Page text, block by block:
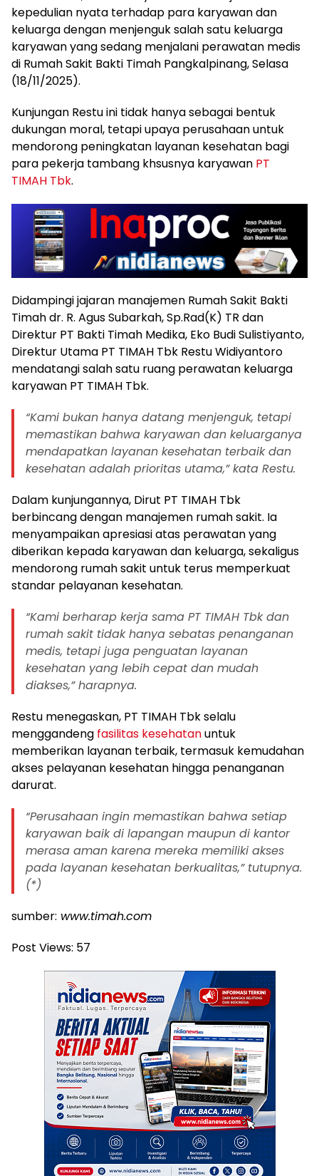
kepedulian nyata terhadap para karyawan dan
keluarga dengan menjenguk salah satu keluarga
karyawan yang sedang menjalani perawatan medis
di Rumah Sakit Bakti Timah Pangkalpinang, Selasa
(18/11/2025).
Kunjungan Restu ini tidak hanya sebagai bentuk
dukungan moral, tetapi upaya perusahaan untuk
mendorong peningkatan layanan kesehatan bagi
para pekerja tambang khsusnya karyawan PT
TIMAH Tbk.
Didampingi jajaran manajemen Rumah Sakit Bakti
Timah dr. R. Agus Subarkah, Sp.Rad(K) TR dan
Direktur PT Bakti Timah Medika, Eko Budi Sulistiyanto,
Direktur Utama PT TIMAH Tbk Restu Widiyantoro
mendatangi salah satu ruang perawatan keluarga
karyawan PT TIMAH Tbk.
“Kami bukan hanya datang menjenguk, tetapi
memastikan bahwa karyawan dan keluarganya
mendapatkan layanan kesehatan terbaik dan
kesehatan adalah prioritas utama,” kata Restu.
Dalam kunjungannya, Dirut PT TIMAH Tbk
berbincang dengan manajemen rumah sakit. Ia
menyampaikan apresiasi atas perawatan yang
diberikan kepada karyawan dan keluarga, sekaligus
mendorong rumah sakit untuk terus memperkuat
standar pelayanan kesehatan.
“Kami berharap kerja sama PT TIMAH Tbk dan
rumah sakit tidak hanya sebatas penanganan
medis, tetapi juga penguatan layanan
kesehatan yang lebih cepat dan mudah
diakses,” harapnya.
Restu menegaskan, PT TIMAH Tbk selalu
menggandeng fasilitas kesehatanuntuk
memberikan layanan terbaik, termasuk kemudahan
akses pelayanan kesehatan hingga penanganan
darurat.
“Perusahaan ingin memastikan bahwa setiap
karyawan baik di lapangan maupun di kantor
merasa aman karena mereka memiliki akses
pada layanan kesehatan berkualitas,” tutupnya.
(*)
sumber: www.timah.com
Post Views: 57